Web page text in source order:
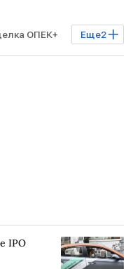
Еще2
ОПЕК+
IPO